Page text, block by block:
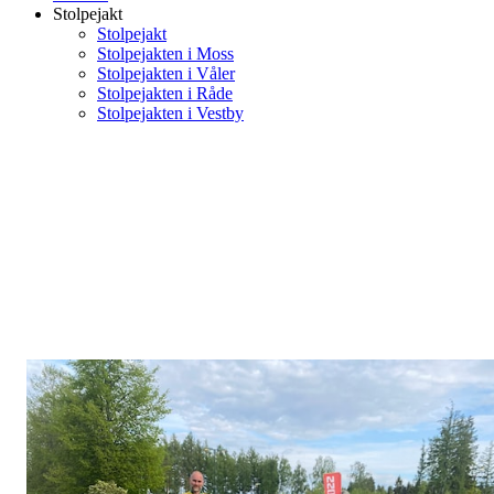
Stolpejakt
Stolpejakt
Stolpejakten i Moss
Stolpejakten i Våler
Stolpejakten i Råde
Stolpejakten i Vestby